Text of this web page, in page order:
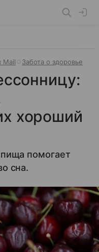
Mail Забота о здоровье
хороший
помогает
сна.